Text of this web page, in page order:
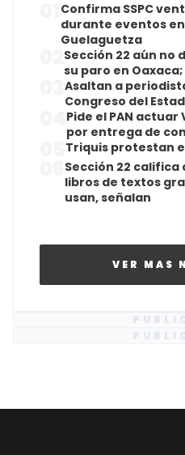
Confirma SSPC
durante eventos
Guelaguetza
Sección 22 aún no
su paro en
Asaltan a
Congreso del
Pide el PAN
por entrega de
Triquis protestan
Sección 22
libros de textos
usan, señalan
VER MAS